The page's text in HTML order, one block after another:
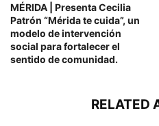
MÉRIDA | Presenta Cecilia
Patrón “Mérida te cuida”, un
modelo de intervención
social para fortalecer el
sentido de comunidad.
RELATED